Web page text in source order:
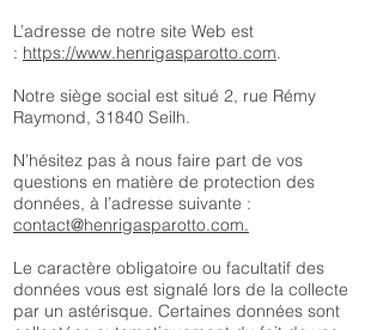
L’adresse de notre site Web est
: https://www.henrigasparotto.com.
Notre siège social est situé 2, rue Rémy
Raymond, 31840 Seilh.
N’hésitez pas à nous faire part de vos
questions en matière de protection des
données, à l’adresse suivante :
contact@henrigasparotto.com.
Le caractère obligatoire ou facultatif des
données vous est signalé lors de la collecte
par un astérisque. Certaines données sont